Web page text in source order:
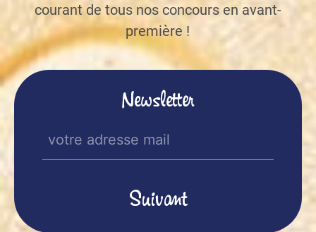
courant de tous nos concours en avant-
première !
Newsletter
E-
mail